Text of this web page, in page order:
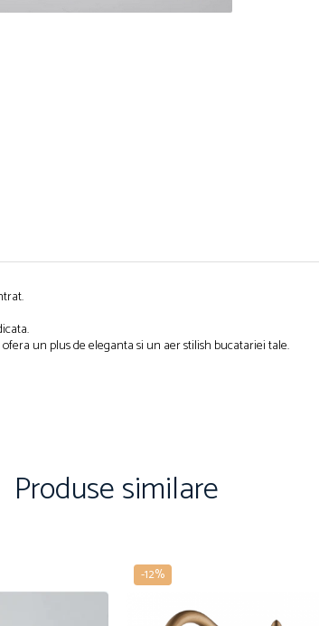
un plus de eleganta si un aer stilish bucatariei tale.
Produse similare
-12%